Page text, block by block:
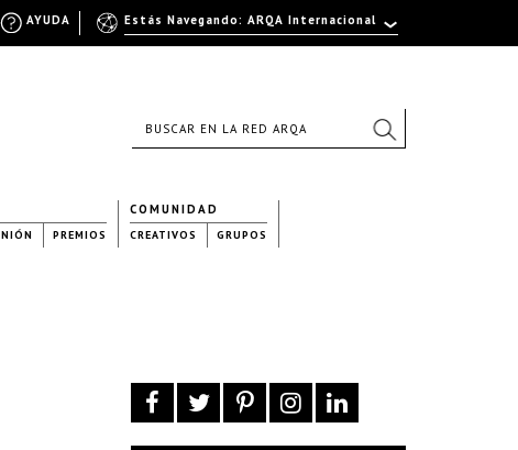
PREMIOS
COMUNIDAD
CREATIVOS GRUPOS
Estás Navegando: ARQA Internacional
AYUDA